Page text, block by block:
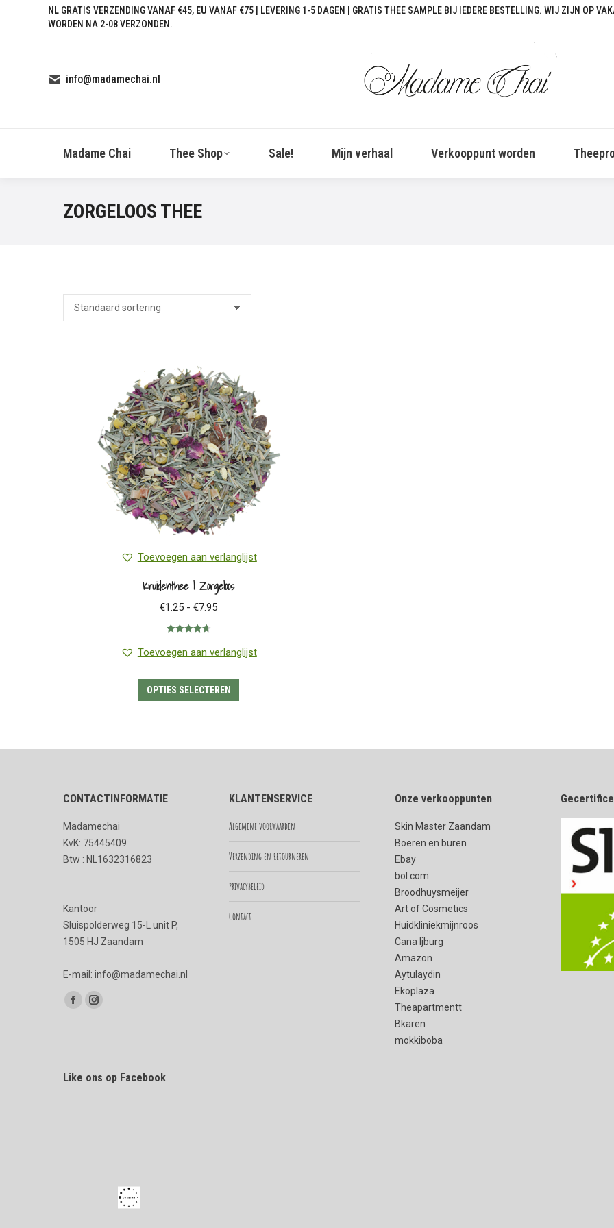
NL GRATIS VERZENDING VANAF €45, EU VANAF €75 | LEVERING 1-5 DAGEN | GRATIS THEE SAMPLE BIJ IEDERE BESTELLING. WIJ ZIJN OP
WORDEN NA 2-08 VERZONDEN.
info@madamechai.nl
Madame Chai Thee Shop Sale! Mijn verhaal Verkooppunt worden
ZORGELOOS THEE
Toevoegen aan verlanglijst
Kruidenthee | Zorgeloos
€1.25 - €7.95Prijsklasse:
€7.95
4.75uit 5
Toevoegen aan verlanglijst
OPTIES SELECTEREN
optie
worden
de
CONTACTINFORMATIE
Madamechai
KvK: 75445409
Btw : NL1632316823
Kantoor
Sluispolderweg 15-L unit P,
1505 HJ Zaandam
E-mail: info@madamechai.nl
Vind ons op:
Facebook
new
Instagram
new
KLANTENSERVICE
Algemene voorwaarden
Verzending en retourneren
Privacybeleid
Contact
Onze verkooppunten
Skin Master Zaandam
Boeren en buren
Ebay
bol.com
Broodhuysmeijer
Art of Cosmetics
Huidkliniekmijnroos
Cana Ijburg
Amazon
Aytulaydin
Ekoplaza
Theapartmentt
Bkaren
mokkiboba
Like ons op Facebook